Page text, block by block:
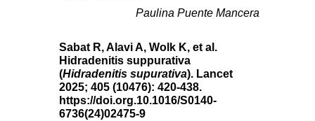
Paulina Puente Mancera
Sabat R, Alavi A, Wolk K, et al.
Hidradenitis suppurativa
(Hidradenitis supurativa). Lancet
2025; 405 (10476): 420-438.
https://doi.org.10.1016/S0140-
6736(24)02475-9